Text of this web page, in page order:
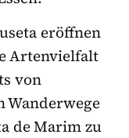
eröffnen
Artenvielfalt
von
Wanderwege
de Marim zu